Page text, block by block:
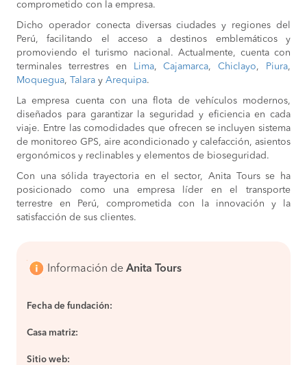
comprometido con la empresa.
Dicho operador conecta diversas ciudades y regiones del
Perú, facilitando el acceso a destinos emblemáticos y
promoviendo el turismo nacional. Actualmente, cuenta con
terminales terrestres en
Lima,Cajamarca,Chiclayo, Piura,
Moquegua, Talara y Arequipa.
La empresa cuenta con una flota de vehículos modernos,
diseñados para garantizar la seguridad y eficiencia en cada
viaje. Entre las comodidades que ofrecen se incluyen sistema
de monitoreo GPS, aire acondicionado y calefacción, asientos
ergonómicos y reclinables y elementos de bioseguridad.
Con una sólida trayectoria en el sector, Anita Tours se ha
posicionado como una empresa líder en el transporte
terrestre en Perú, comprometida con la innovación y la
satisfacción de sus clientes.
Información de Anita Tours
Fecha de fundación:
Casa matriz:
Sitio web: